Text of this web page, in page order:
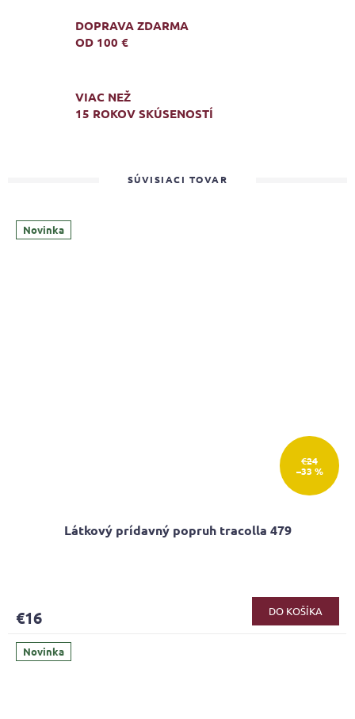
DOPRAVA ZDARMA
OD 100 €
VIAC NEŽ
15 ROKOV SKÚSENOSTÍ
SÚVISIACI TOVAR
Novinka
€24
–33 %
Látkový prídavný popruh tracolla 479
€16 DO KOŠÍKA
Novinka